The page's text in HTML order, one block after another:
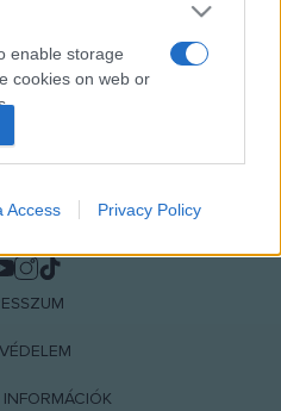
enable storage
cookies on web or
to be sent to
enable storage
enable storage
Access Privacy Policy